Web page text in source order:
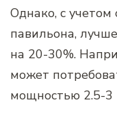
Однако, с учетом
павильона,
на 20-30%.
может
мощностью 2.5-3